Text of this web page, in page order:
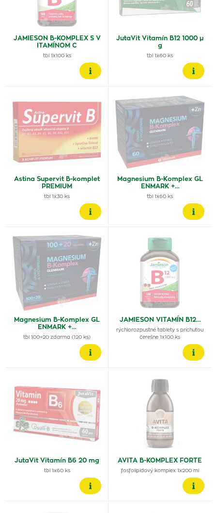
JAMIESON B-KOMPLEX S V
ITAMÍNOM C
tbl 1x100 ks
JutaVit Vitamín B12 1000 µ
g
tbl 1x60 ks
Astina Supervit B-komplet
PREMIUM
tbl 1x30 ks
Magnesium B-Komplex GL
ENMARK +…
tbl 1x60 ks
Magnesium B-Komplex GL
ENMARK +…
tbl 100+20 zdarma (120 ks)
JAMIESON VITAMÍN B12…
rýchlorozpustné tablety s príchuťou
čerešne 1x100 ks
JutaVit Vitamín B6 20 mg
tbl 1x60 ks
AVITA B-KOMPLEX FORTE
fosfolipidový komplex 1x200 ml